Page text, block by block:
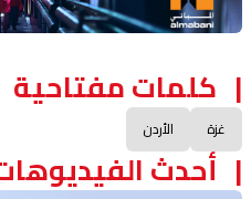
كلمات مفتاحية
غزة الأردن
أحدث